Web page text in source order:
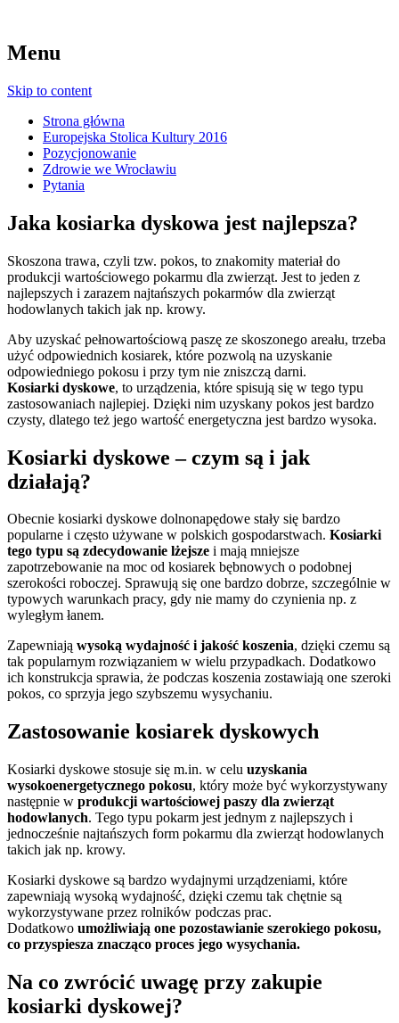
Menu
Skip to content
Strona główna
Europejska Stolica Kultury 2016
Pozycjonowanie
Zdrowie we Wrocławiu
Pytania
Jaka kosiarka dyskowa jest najlepsza?
Skoszona trawa, czyli tzw. pokos, to znakomity materiał do
produkcji wartościowego pokarmu dla zwierząt. Jest to jeden z
najlepszych i zarazem najtańszych pokarmów dla zwierząt
hodowlanych takich jak np. krowy.
Aby uzyskać pełnowartościową paszę ze skoszonego areału, trzeba
użyć odpowiednich kosiarek, które pozwolą na uzyskanie
odpowiedniego pokosu i przy tym nie zniszczą darni.
Kosiarki dyskowe, to urządzenia, które spisują się w tego typu
zastosowaniach najlepiej. Dzięki nim uzyskany pokos jest bardzo
czysty, dlatego też jego wartość energetyczna jest bardzo wysoka.
Kosiarki dyskowe – czym są i jak
działają?
Obecnie kosiarki dyskowe dolnonapędowe stały się bardzo
popularne i często używane w polskich gospodarstwach. Kosiarki
tego typu są zdecydowanie lżejsze i mają mniejsze
zapotrzebowanie na moc od kosiarek bębnowych o podobnej
szerokości roboczej. Sprawują się one bardzo dobrze, szczególnie w
typowych warunkach pracy, gdy nie mamy do czynienia np. z
wyległym łanem.
Zapewniają wysoką wydajność i jakość koszenia, dzięki czemu są
tak popularnym rozwiązaniem w wielu przypadkach. Dodatkowo
ich konstrukcja sprawia, że podczas koszenia zostawiają one szeroki
pokos, co sprzyja jego szybszemu wysychaniu.
Zastosowanie kosiarek dyskowych
Kosiarki dyskowe stosuje się m.in. w celu uzyskania
wysokoenergetycznego pokosu, który może być wykorzystywany
następnie w produkcji wartościowej paszy dla zwierząt
hodowlanych. Tego typu pokarm jest jednym z najlepszych i
jednocześnie najtańszych form pokarmu dla zwierząt hodowlanych
takich jak np. krowy.
Kosiarki dyskowe są bardzo wydajnymi urządzeniami, które
zapewniają wysoką wydajność, dzięki czemu tak chętnie są
wykorzystywane przez rolników podczas prac.
Dodatkowo umożliwiają one pozostawianie szerokiego pokosu,
co przyspiesza znacząco proces jego wysychania.
Na co zwrócić uwagę przy zakupie
kosiarki dyskowej?